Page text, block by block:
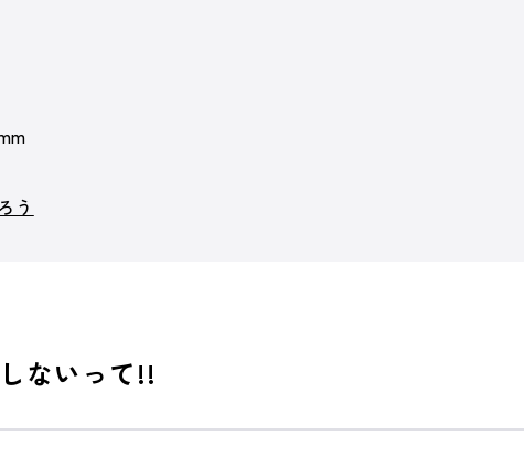
う
ないって!!